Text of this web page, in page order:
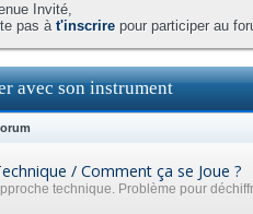
Invité,
pas àt'inscrire pour participer au
avec son instrument
/ Comment ça se Joue ?
technique. Problème pour